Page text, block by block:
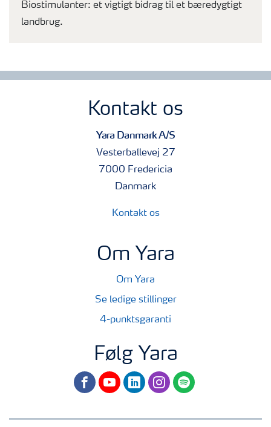
Biostimulanter: et vigtigt bidrag til et bæredygtigt
landbrug.
Kontakt os
Yara Danmark A/S
Vesterballevej 27
7000 Fredericia
Danmark
Kontakt os
Om Yara
Om Yara
Se ledige stillinger
4-punktsgaranti
Følg Yara
facebookyoutubelinkedininstagram
spotify